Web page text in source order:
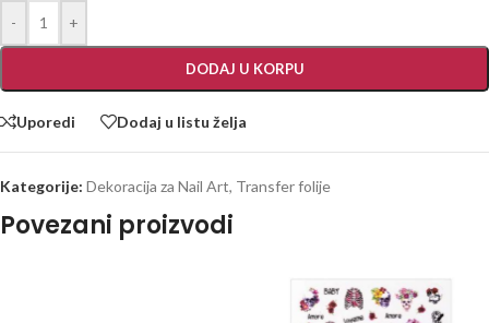
- +
DODAJ U KORPU
Uporedi Dodaj u listu želja
Kategorije: Dekoracija za Nail Art, Transfer folije
Povezani proizvodi